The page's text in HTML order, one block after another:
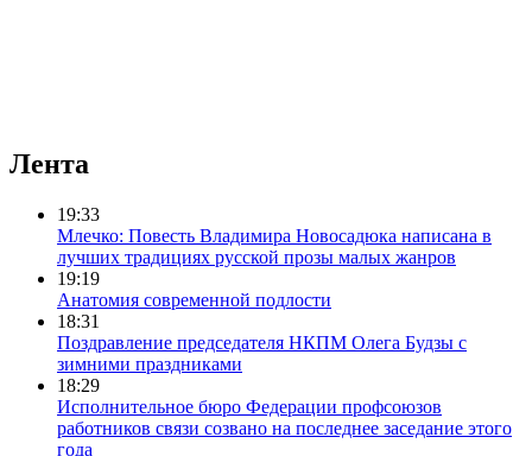
Лента
19:33
Млечко: Повесть Владимира Новосадюка написана в
лучших традициях русской прозы малых жанров
19:19
Анатомия современной подлости
18:31
Поздравление председателя НКПМ Олега Будзы с
зимними праздниками
18:29
Исполнительное бюро Федерации профсоюзов
работников связи созвано на последнее заседание этого
года